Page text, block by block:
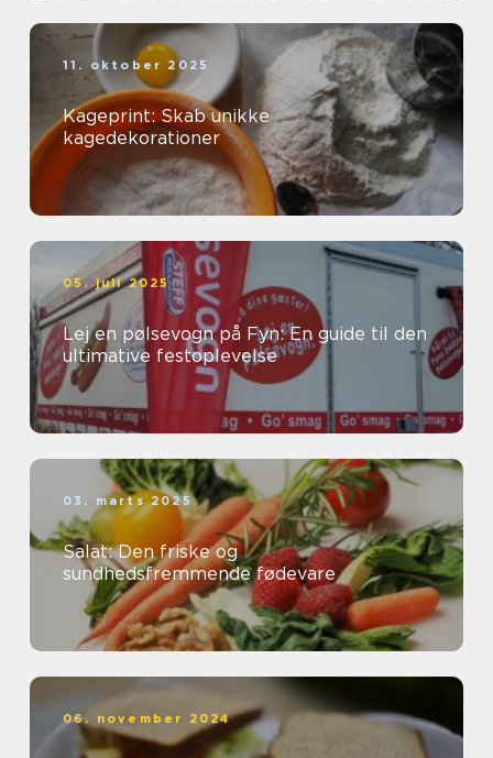
11. oktober 2025
Kageprint: Skab unikke
kagedekorationer
05. juli 2025
Lej en pølsevogn på Fyn: En guide til den
ultimative festoplevelse
03. marts 2025
Salat: Den friske og
sundhedsfremmende fødevare
06. november 2024